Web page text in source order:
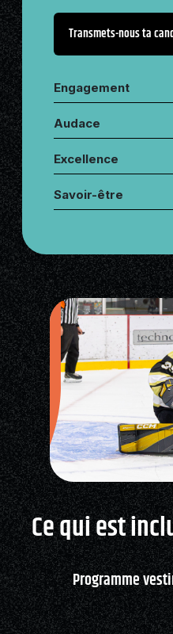
Transmets-nous ta
Engagement
Audace
Excellence
Savoir-être
Ce qui est
Programme